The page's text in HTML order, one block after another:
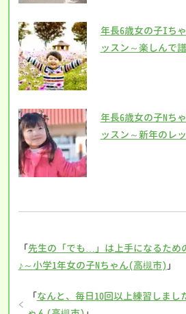
年長6歳女の子Iち
ッスン～楽しんで
年長6歳女の子Nち
ッスン～新年のレ
「先生の「でも…」は上手になるため
♪～小学1年女の子Nちゃん(高槻市) 」
「なんと、毎日10回以上練習しまし